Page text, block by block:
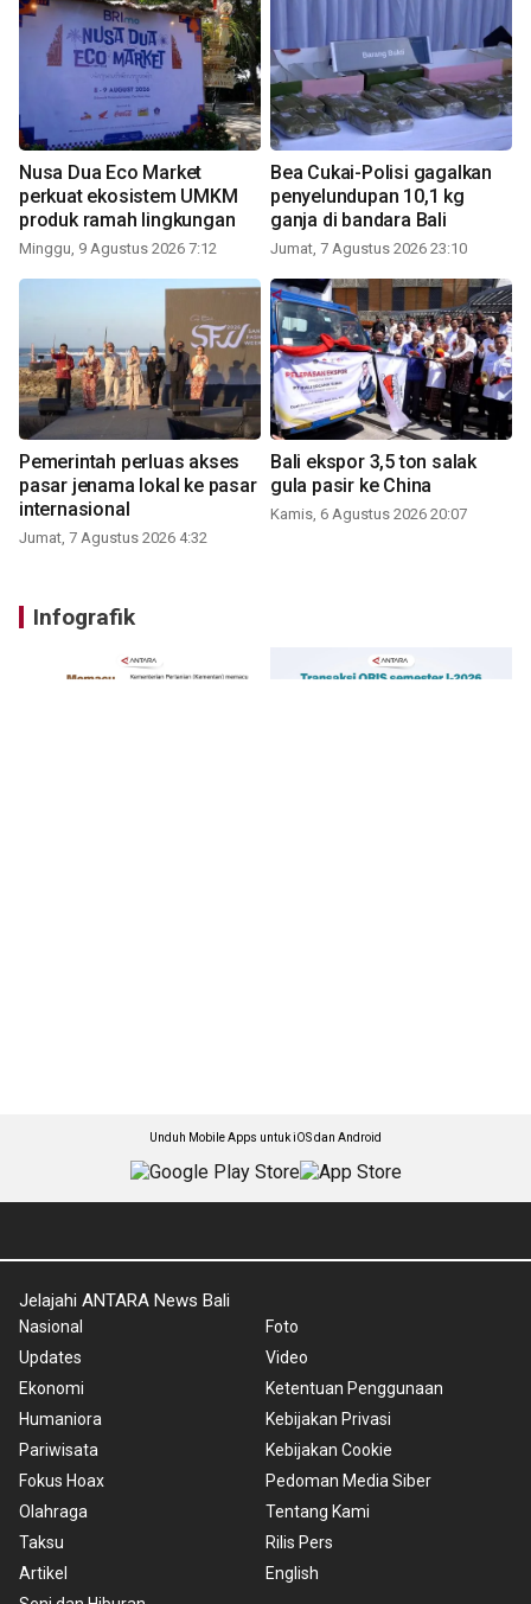
Nusa Dua Eco Market
perkuat ekosistem UMKM
produk ramah lingkungan
Minggu, 9 Agustus 2026 7:12
Bea Cukai-Polisi gagalkan
penyelundupan 10,1 kg
ganja di bandara Bali
Jumat, 7 Agustus 2026 23:10
Pemerintah perluas akses
pasar jenama lokal ke pasar
internasional
Jumat, 7 Agustus 2026 4:32
Bali ekspor 3,5 ton salak
gula pasir ke China
Kamis, 6 Agustus 2026 20:07
Infografik
Unduh Mobile Apps untuk iOS dan Android
Jelajahi ANTARA News Bali
Nasional
Updates
Ekonomi
Humaniora
Pariwisata
Fokus Hoax
Olahraga
Taksu
Artikel
Foto
Video
Ketentuan Penggunaan
Kebijakan Privasi
Kebijakan Cookie
Pedoman Media Siber
Tentang Kami
Rilis Pers
English